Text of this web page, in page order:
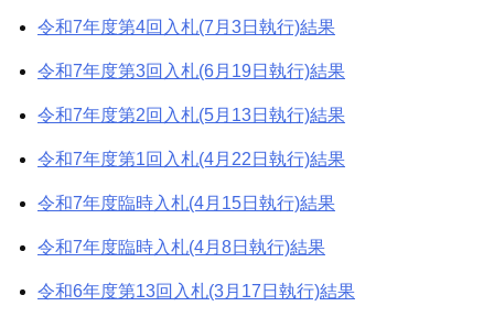
令和7年度第4回入札(7月3日執行)結果
令和7年度第3回入札(6月19日執行)結果
令和7年度第2回入札(5月13日執行)結果
令和7年度第1回入札(4月22日執行)結果
令和7年度臨時入札(4月15日執行)結果
令和7年度臨時入札(4月8日執行)結果
令和6年度第13回入札(3月17日執行)結果